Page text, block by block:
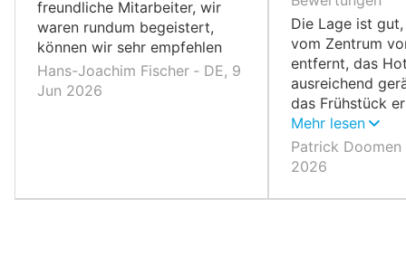
freundliche Mitarbeiter, wir
waren rundum begeistert,
können wir sehr empfehlen
Hans-Joachim Fischer ‐ DE, 9
Jun 2026
Die Lage ist
vom Zentrum
entfernt, das
ausreichend
das Frühstück
unsere
Mehr lesen
Patrick Doomen
2026